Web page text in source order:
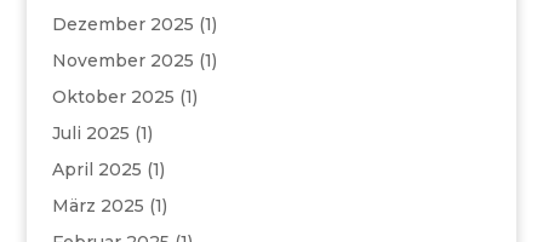
Dezember 2025 (1)
November 2025 (1)
Oktober 2025 (1)
Juli 2025 (1)
April 2025 (1)
März 2025 (1)